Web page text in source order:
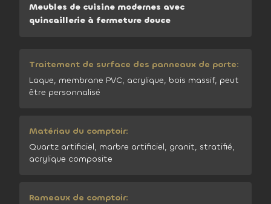
Meubles de cuisine modernes avec
quincaillerie à fermeture douce
Traitement de surface des panneaux de porte:
Laque, membrane PVC, acrylique, bois massif, peut
être personnalisé
Matériau du comptoir:
Quartz artificiel, marbre artificiel, granit, stratifié,
acrylique composite
Rameaux de comptoir: